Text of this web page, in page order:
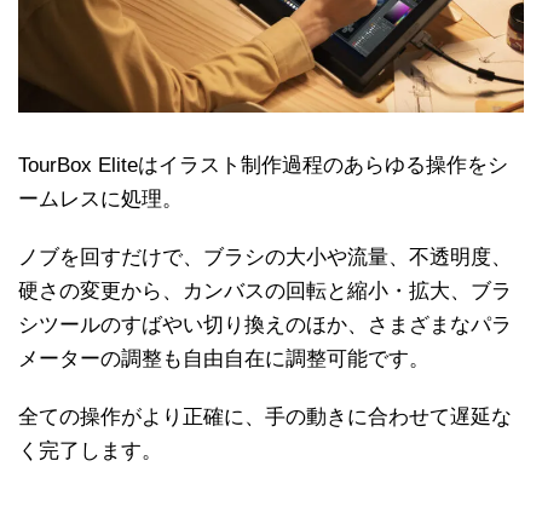
TourBox Eliteはイラスト制作過程のあらゆる操作をシ
ームレスに処理。
ノブを回すだけで、ブラシの大小や流量、不透明度、
硬さの変更から、カンバスの回転と縮小・拡大、ブラ
シツールのすばやい切り換えのほか、さまざまなパラ
メーターの調整も自由自在に調整可能です。
全ての操作がより正確に、手の動きに合わせて遅延な
く完了します。